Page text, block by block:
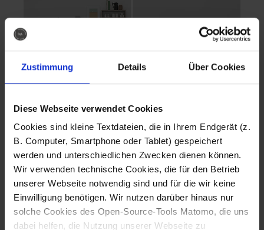
Zustimmung Details Über Cookies
Diese Webseite verwendet Cookies
Cookies sind kleine Textdateien, die in Ihrem Endgerät (z.
B. Computer, Smartphone oder Tablet) gespeichert
werden und unterschiedlichen Zwecken dienen können.
Wir verwenden technische Cookies, die für den Betrieb
unserer Webseite notwendig sind und für die wir keine
Einwilligung benötigen. Wir nutzen darüber hinaus nur
solche Cookies des Open-Source-Tools Matomo, die uns
dabei helfen, die Nutzung unserer Webseite zu
Fotografo: Lorenz
Sternbach
Download
Fotografo: Lorenz
Sternbach
Download